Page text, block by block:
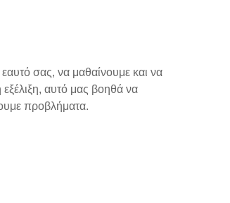
σας, να μαθαίνουμε και να
αυτό μας βοηθά να
προβλήματα.